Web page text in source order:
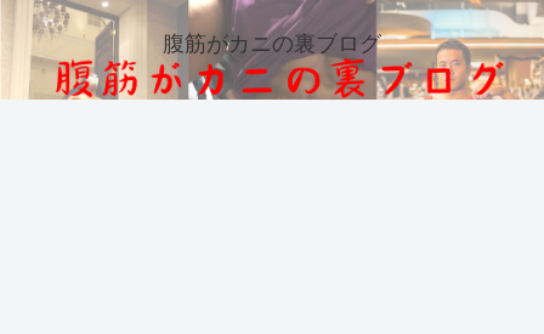
腹筋がカニの裏ブログ